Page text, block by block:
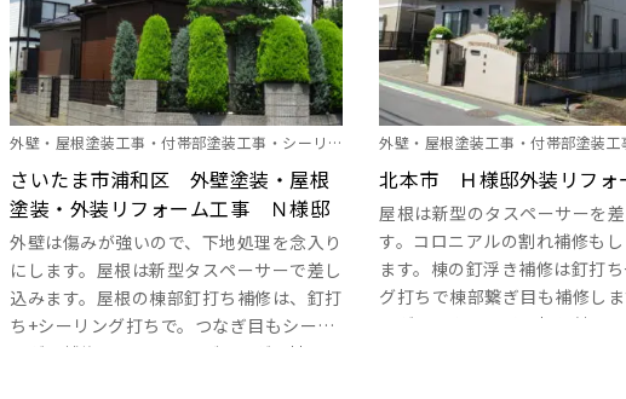
外壁・屋根塗装工事・付帯部塗装工事・シーリン
グ工事・雨樋塗装・その他塗装
さいたま市浦和区 外壁塗装・屋根
塗装・外装リフォーム工事 Ｎ様邸
外壁は傷みが強いので、下地処理を念入り
にします。屋根は新型タスペーサーで差し
込みます。屋根の棟部釘打ち補修は、釘打
ち+シーリング打ちで。つなぎ目もシーリ
ングで補修します。サイディング目地はシ
外壁・屋根塗装工事・付帯部塗装
グ工事・雨樋塗装・シャッターＢ
塗装
北本市 Ｈ様邸外装リフォ
屋根は新型のタスペーサーを
す。コロニアルの割れ補修も
ます。棟の釘浮き補修は釘打
グ打ちで棟部繋ぎ目も補修し
ングはイクシードで打ち替え